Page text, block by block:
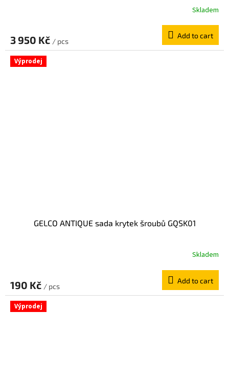
Skladem
3 950 Kč / pcs
Add to cart
Výprodej
GELCO ANTIQUE sada krytek šroubů GQSK01
Skladem
190 Kč / pcs
Add to cart
Výprodej